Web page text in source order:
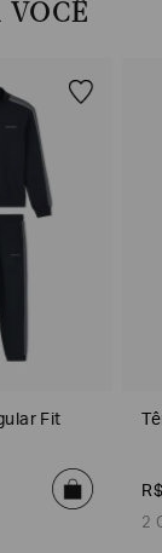
VOCÊ
Fit
2